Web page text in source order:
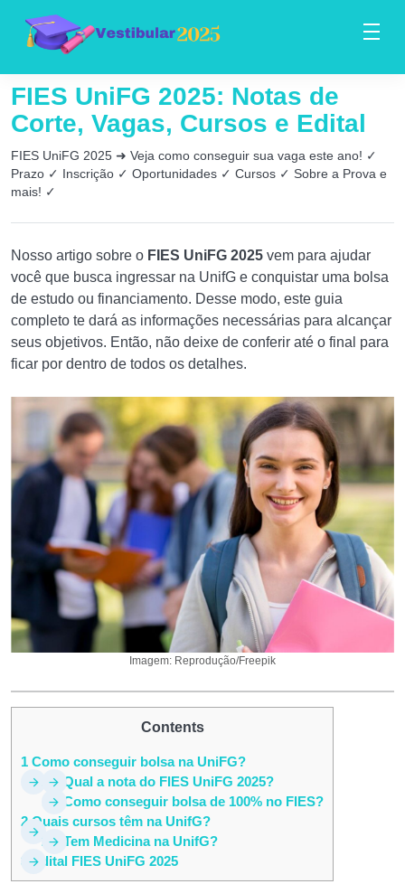
FIES UniFG 2025: Notas de
Corte, Vagas, Cursos e Edital
FIES UniFG 2025 ➜ Veja como conseguir sua vaga este ano! ✓
Prazo ✓ Inscrição ✓ Oportunidades ✓ Cursos ✓ Sobre a Prova e
mais! ✓
Nosso artigo sobre o FIES UniFG 2025 vem para ajudar
você que busca ingressar na UnifG e conquistar uma bolsa
de estudo ou financiamento. Desse modo, este guia
completo te dará as informações necessárias para alcançar
seus objetivos. Então, não deixe de conferir até o final para
ficar por dentro de todos os detalhes.
Imagem: Reprodução/Freepik
Contents
1 Como conseguir bolsa na UniFG?
1.1 Qual a nota do FIES UniFG 2025?
1.2 Como conseguir bolsa de 100% no FIES?
2 Quais cursos têm na UnifG?
2.1 Tem Medicina na UnifG?
3 Edital FIES UniFG 2025